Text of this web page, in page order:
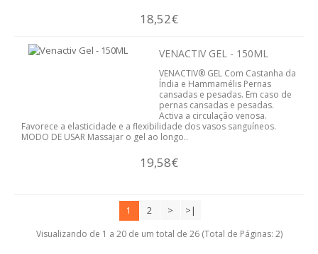
18,52€
VENACTIV GEL - 150ML
VENACTIV® GEL Com Castanha da
Índia e Hammamélis Pernas
cansadas e pesadas. Em caso de
pernas cansadas e pesadas.
Activa a circulação venosa.
Favorece a elasticidade e a flexibilidade dos vasos sanguíneos.
MODO DE USAR Massajar o gel ao longo..
19,58€
1 2 > >|
Visualizando de 1 a 20 de um total de 26 (Total de Páginas: 2)